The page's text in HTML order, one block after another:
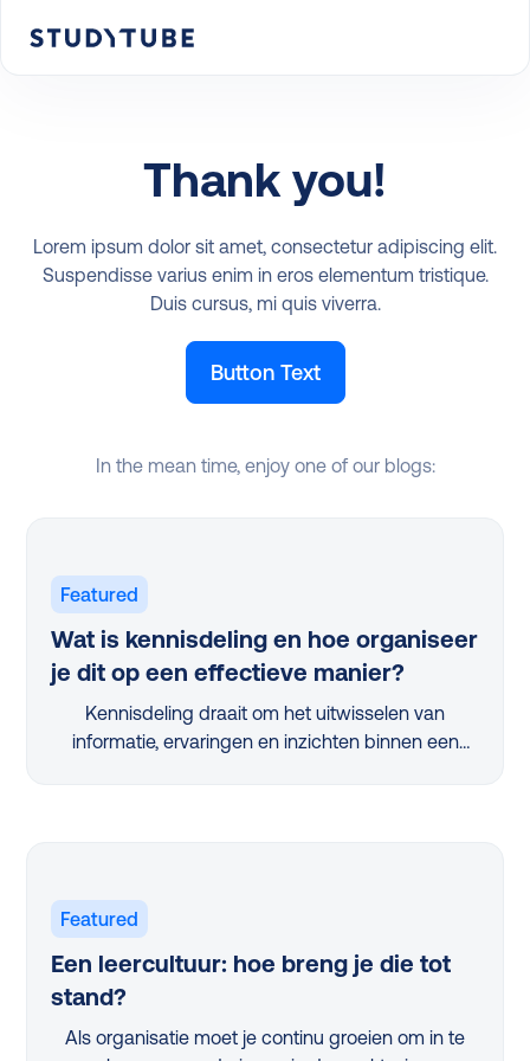
Thank you!
Lorem ipsum dolor sit amet, consectetur adipiscing elit.
Suspendisse varius enim in eros elementum tristique.
Duis cursus, mi quis viverra.
Button Text
In the mean time, enjoy one of our blogs:
Featured
Wat is kennisdeling en hoe organiseer
je dit op een effectieve manier?
Kennisdeling draait om het uitwisselen van
informatie, ervaringen en inzichten binnen een
sleutel is tot innovatie en concurrentievoordeel. In
dit artikel ontdek je alles wat je moet weten over
kennisdeling: van de verschillende vormen van
kennis tot de voordelen voor je organisatie en de
uitdagingen die je kunt tegenkomen. Je krijgt ook
praktische tips en leert hoe onze slimme tools
Featured
Een leercultuur: hoe breng je die tot
stand?
Als organisatie moet je continu groeien om in te